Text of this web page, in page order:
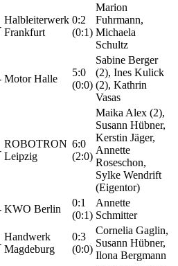
Halbleiterwerk
Frankfurt
0:2
(0:1)
Marion
Fuhrmann,
Michaela
Schultz
Motor Halle
5:0
(0:0)
Sabine Berger
(2), Ines Kulick
(2), Kathrin
Vasas
ROBOTRON
Leipzig
6:0
(2:0)
Maika Alex (2),
Susann Hübner,
Kerstin Jäger,
Annette
Roseschon,
Sylke Wendrift
(Eigentor)
KWO Berlin
0:1
(0:1)
Annette
Schmitter
Handwerk
Magdeburg
0:3
(0:0)
Cornelia Gaglin,
Susann Hübner,
Ilona Bergmann